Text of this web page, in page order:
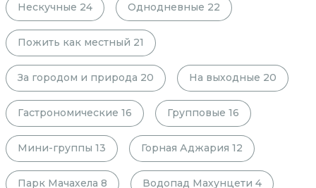
Нескучные 24 Однодневные 22
Пожить как местный 21
За городом и природа 20 На выходные 20
Гастрономические 16 Групповые 16
Мини-группы 13 Горная Аджария 12
Парк Мачахела 8 Водопад Махунцети 4